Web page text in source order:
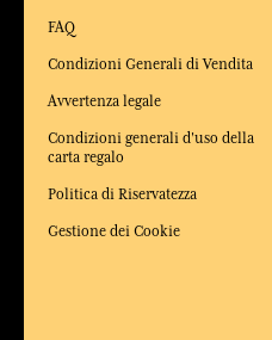
FAQ
Condizioni Generali di Vendita
Avvertenza legale
Condizioni generali d'uso della
carta regalo
Politica di Riservatezza
Gestione dei Cookie